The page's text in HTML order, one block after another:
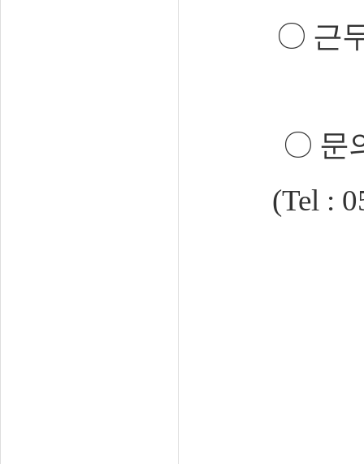
〇 근
〇 문
(Tel :